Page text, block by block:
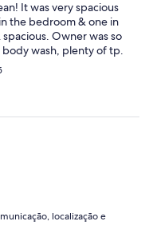
It was very spacious
the bedroom & one in
Owner was so
wash, plenty of tp.
pots, pans &
& safe neighborhood.
of space to park
the owners. Our only
Thank you Gina for a
localização e